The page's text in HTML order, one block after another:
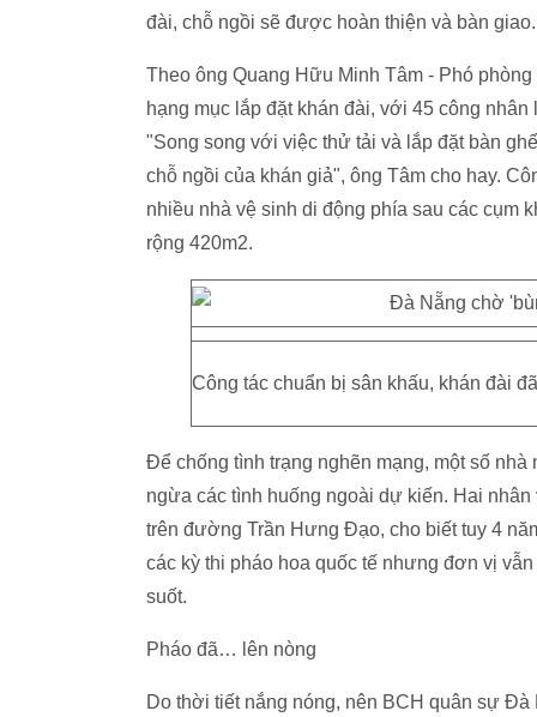
đài, chỗ ngồi sẽ được hoàn thiện và bàn giao.
Theo ông Quang Hữu Minh Tâm - Phó
hạng mục lắp đặt khán đài, với 45 công
"Song song với việc thử tải và lắp đặt bàn
chỗ ngồi của khán giả", ông Tâm cho hay.
nhiều nhà vệ sinh di động phía sau các cụm
rộng 420m2.
Công tác chuẩn bị sân khấu, khán đài
Để chống tình trạng nghẽn mạng, một số
ngừa các tình huống ngoài dự kiến. Hai
trên đường Trần Hưng Đạo, cho biết tuy 4
các kỳ thi pháo hoa quốc tế nhưng đơn vị
suốt.
Pháo đã… lên nòng
Do thời tiết nắng nóng, nên BCH quân sự